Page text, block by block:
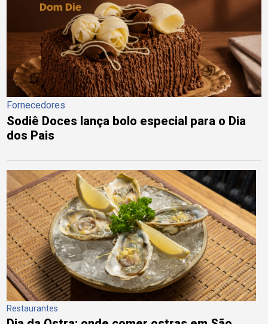
Fornecedores
Sodiê Doces lança bolo especial para o Dia
dos Pais
Restaurantes